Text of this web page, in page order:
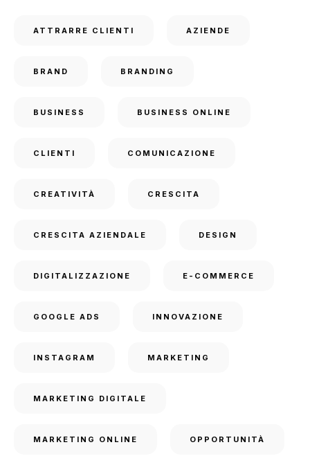
ATTRARRE CLIENTI AZIENDE
BRAND BRANDING
BUSINESS BUSINESS ONLINE
CLIENTI COMUNICAZIONE
CREATIVITÀ CRESCITA
CRESCITA AZIENDALE DESIGN
DIGITALIZZAZIONE E-COMMERCE
GOOGLE ADS INNOVAZIONE
INSTAGRAM MARKETING
MARKETING DIGITALE
MARKETING ONLINE OPPORTUNITÀ